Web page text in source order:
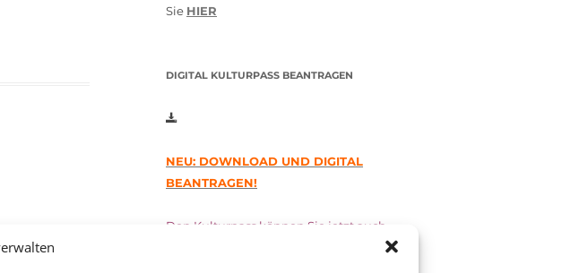
Sie HIER
DIGITAL KULTURPASS BEANTRAGEN
NEU: DOWNLOAD UND DIGITAL
BEANTRAGEN!
Den Kulturpass können Sie jetzt auch